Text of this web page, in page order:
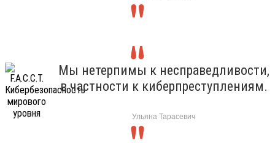
Мы нетерпимы к несправедливости,
в частности к киберпреступлениям.
Ульяна Тарасевич